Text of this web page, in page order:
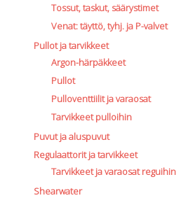
Tossut, taskut, säärystimet
Venat: täyttö, tyhj. ja P-valvet
Pullot ja tarvikkeet
Argon-härpäkkeet
Pullot
Pulloventtiilit ja varaosat
Tarvikkeet pulloihin
Puvut ja aluspuvut
Regulaattorit ja tarvikkeet
Tarvikkeet ja varaosat reguihin
Shearwater